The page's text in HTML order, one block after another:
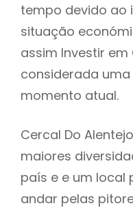
tempo devido ao
situação
assim Investir em
considerada
momento atual.
Cercal Do
maiores
país e e um local
andar pelas